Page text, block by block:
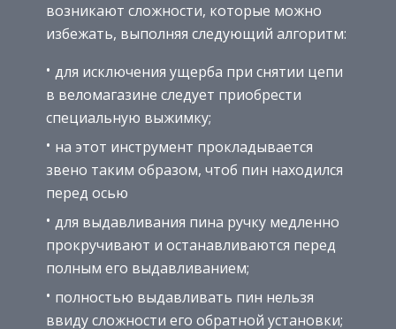
возникают сложности, которые можно
избежать, выполняя следующий алгоритм:
для исключения ущерба при снятии цепи
в веломагазине следует приобрести
специальную выжимку;
на этот инструмент прокладывается
звено таким образом, чтоб пин находился
перед осью
для выдавливания пина ручку медленно
прокручивают и останавливаются перед
полным его выдавливанием;
полностью выдавливать пин нельзя
ввиду сложности его обратной установки;